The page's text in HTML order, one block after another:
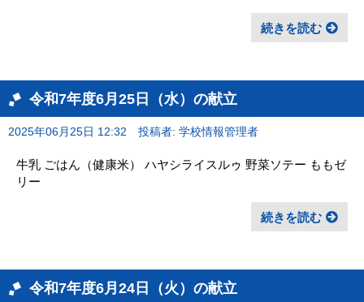
続きを読む
令和7年度6月25日（水）の献立
2025年06月25日 12:32 投稿者: 学校情報管理者
牛乳 ごはん（健康米） ハヤシライスルゥ 野菜ソテー ももゼ
リー
続きを読む
令和7年度6月24日（火）の献立